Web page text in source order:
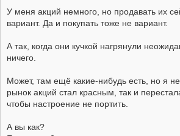
У меня акций немного, но продавать их
вариант. Да и покупать тоже не вариант.
А так, когда они кучкой нагрянули
ничего.
Может, там ещё какие-нибудь есть, но я
рынок акций стал красным, так и
чтобы настроение не портить.
А вы как?